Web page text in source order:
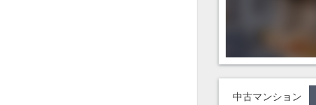
中古マンション